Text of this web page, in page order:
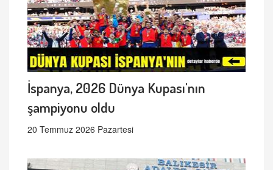
İspanya, 2026 Dünya Kupası'nın
şampiyonu oldu
20 Temmuz 2026 Pazartesi